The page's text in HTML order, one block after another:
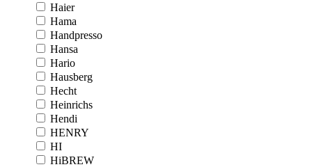
Haier
Hama
Handpresso
Hansa
Hario
Hausberg
Hecht
Heinrichs
Hendi
HENRY
HI
HiBREW